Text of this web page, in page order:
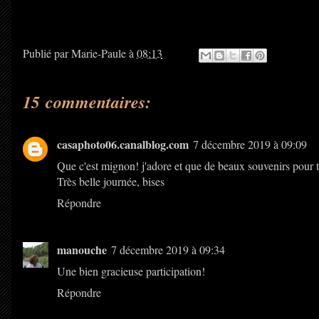
Publié parMarie-Pauleà 08:13
15 commentaires:
casaphoto06.canalblog.com 7 décembre 2019 à 09:09
Que c'est mignon! j'adore et que de beaux souvenirs pour
Très belle journée, bises
Répondre
manouche 7 décembre 2019 à 09:34
Une bien gracieuse participation!
Répondre